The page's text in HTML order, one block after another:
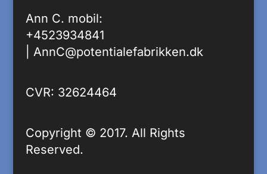
Ann C. mobil:
+4523934841
AnnC@potentialefabrikken.dk
CVR: 32624464
Copyright © 2017. All Rights
Reserved.